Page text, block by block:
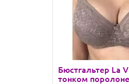
Бюстгальтер La
тонком